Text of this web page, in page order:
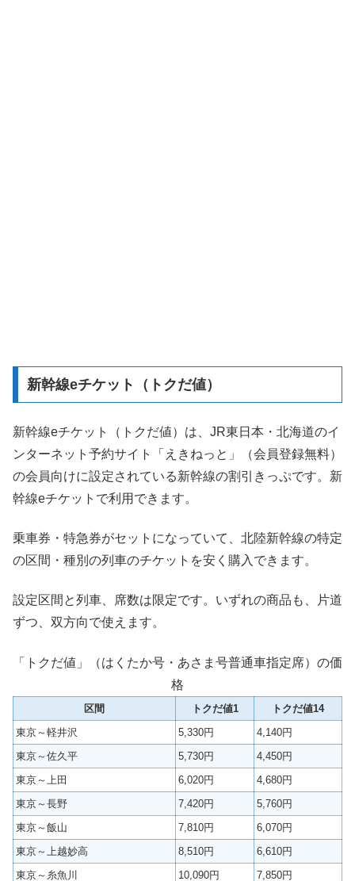
新幹線eチケット（トクだ値）
新幹線eチケット（トクだ値）は、JR東日本・北海道のイ
ンターネット予約サイト「えきねっと」（会員登録無料）
の会員向けに設定されている新幹線の割引きっぷです。新
幹線eチケットで利用できます。
乗車券・特急券がセットになっていて、北陸新幹線の特定
の区間・種別の列車のチケットを安く購入できます。
設定区間と列車、席数は限定です。いずれの商品も、片道
ずつ、双方向で使えます。
「トクだ値」（はくたか号・あさま号普通車指定席）の価
格
区間 トクだ値1
トクだ値14
東京～軽井沢
5,330円
4,140円
東京～佐久平
5,730円
4,450円
東京～上田
6,020円
4,680円
東京～長野
7,420円
5,760円
東京～飯山
7,810円
6,070円
東京～上越妙高
8,510円
6,610円
東京～糸魚川
10,090円 7,850円